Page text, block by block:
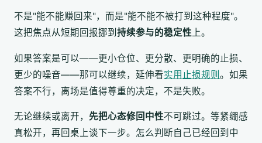
不是"能不能赚回来"，而是"能不能不被打到这种程度"。
这把焦点从短期回报挪到 持续参与的稳定性上。
如果答案是可以——更小仓位、更分散、更明确的止损、
更少的噪音——那可以继续，延伸看实用止损规则 。如果
答案不行，离场是值得尊重的决定，不是失败。
无论继续或离开， 先把心态修回中性不可跳过。等紧绷感
真松开，再回桌上谈下一步。怎么判断自己已经回到中